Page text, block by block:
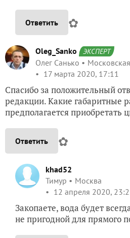
Ответить ✿
Oleg_Sanko ЭКСПЕРТ
Олег Санько
17 марта 2020, 17:11
Спасибо за положительный
редакции. Какие габаритные
предполагается приобретать
Ответить ✿
khad52
Тимур
Москва
12 апреля 2020,
Закопаете, вода будет
не пригодной для прямого